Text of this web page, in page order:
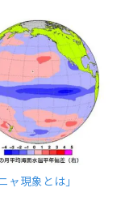
現象とは」